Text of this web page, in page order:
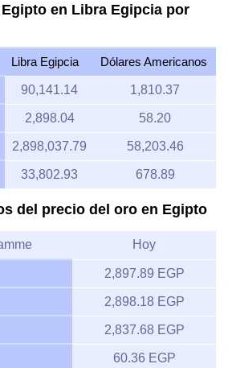
en Libra Egipcia por
Libra Egipcia Dólares Americanos
90,141.14 1,810.37
2,898.04 58.20
2,898,037.79 58,203.46
33,802.93 678.89
del precio del oro en Egipto
Hoy
2,897.89 EGP
2,898.18 EGP
2,837.68 EGP
60.36 EGP